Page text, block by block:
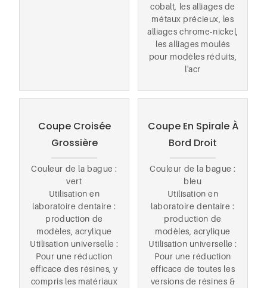
cobalt, les alliages de
métaux précieux, les
alliages chrome-nickel,
les alliages moulés
pour modèles réduits,
l'acr
Coupe Croisée
Grossière
Couleur de la bague :
vert
Utilisation en
laboratoire dentaire :
production de
modèles, acrylique
Utilisation universelle :
Pour une réduction
efficace des résines, y
compris les matériaux
Coupe En Spirale À
Bord Droit
Couleur de la bague :
bleu
Utilisation en
laboratoire dentaire :
production de
modèles, acrylique
Utilisation universelle :
Pour une réduction
efficace de toutes les
versions de résines &